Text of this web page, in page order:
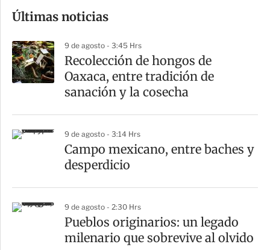
m
a
r
t
Últimas noticias
9 de agosto - 3:45 Hrs
Recolección de hongos de
Oaxaca, entre tradición de
sanación y la cosecha
9 de agosto - 3:14 Hrs
Campo mexicano, entre baches y
desperdicio
9 de agosto - 2:30 Hrs
Pueblos originarios: un legado
milenario que sobrevive al olvido